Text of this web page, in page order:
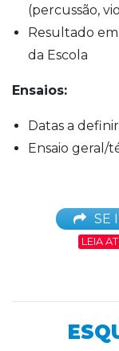
(percussão,
Resultado em
da Escola
Ensaios:
Datas a
Ensaio geral/
SE
LEIA